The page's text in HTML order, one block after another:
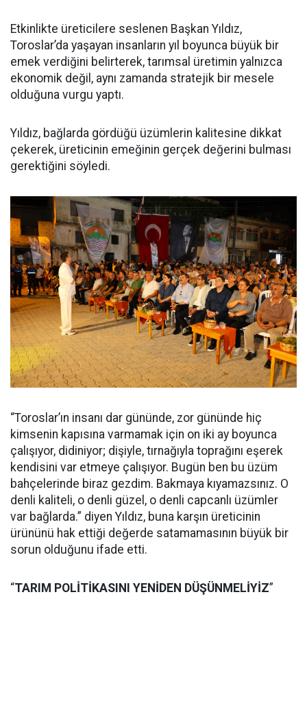
Etkinlikte üreticilere seslenen Başkan Yıldız,
Toroslar’da yaşayan insanların yıl boyunca büyük bir
emek verdiğini belirterek, tarımsal üretimin yalnızca
ekonomik değil, aynı zamanda stratejik bir mesele
olduğuna vurgu yaptı.
Yıldız, bağlarda gördüğü üzümlerin kalitesine dikkat
çekerek, üreticinin emeğinin gerçek değerini bulması
gerektiğini söyledi.
“Toroslar’ın insanı dar gününde, zor gününde hiç
kimsenin kapısına varmamak için on iki ay boyunca
çalışıyor, didiniyor; dişiyle, tırnağıyla toprağını eşerek
kendisini var etmeye çalışıyor. Bugün ben bu üzüm
bahçelerinde biraz gezdim. Bakmaya kıyamazsınız. O
denli kaliteli, o denli güzel, o denli capcanlı üzümler
var bağlarda.” diyen Yıldız, buna karşın üreticinin
ürününü hak ettiği değerde satamamasının büyük bir
sorun olduğunu ifade etti.
“TARIM POLİTİKASINI YENİDEN DÜŞÜNMELİYİZ”